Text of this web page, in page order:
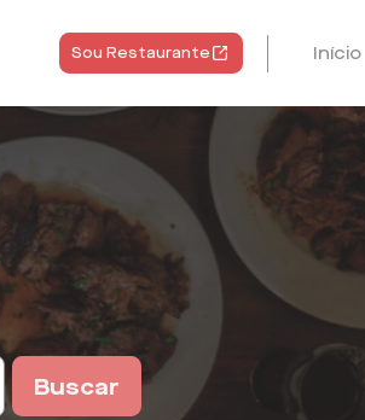
Sou Restaurante Início
Buscar